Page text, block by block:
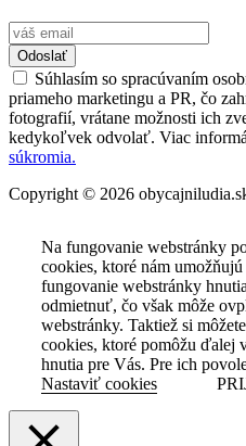
Odoslať
Súhlasím so spracúvaním
priameho marketingu a PR, čo
fotografií, vrátane možnosti ich
kedykoľvek odvolať. Viac
súkromia.
Copyright © 2026
Na fungovanie webstránky
cookies, ktoré nám
fungovanie webstránky
odmietnuť, čo však môže
webstránky. Taktiež si
cookies, ktoré pomôžu ďalej
hnutia pre Vás. Pre ich
Nastaviť cookies